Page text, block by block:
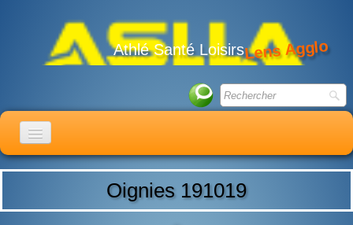
Athlé Santé LoisirsLens Agglo
ACCUEIL
Oignies 191019